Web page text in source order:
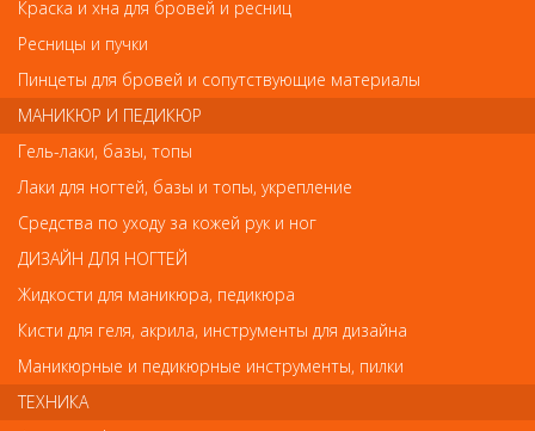
кончики волос за 15-30 минут, максимально
сохранив длину. Эффект сохраняется от 3 до 6
месяцев!
Насадка подходит на профессиональные
1872 super cordless
1854 power+
4212 beretto prolithium, beretto stealth
1871 chromstyle, chromstyle pro
1854 genio+
1400
Краска и хна для бровей и ресниц
Ресницы и пучки
Пинцеты для бровей и сопутствующие материалы
МАНИКЮР И ПЕДИКЮР
Гель-лаки, базы, топы
Лаки для ногтей, базы и топы, укрепление
Средства по уходу за кожей рук и ног
ДИЗАЙН ДЛЯ НОГТЕЙ
Жидкости для маникюра, педикюра
Кисти для геля, акрила, инструменты для дизайна
Маникюрные и педикюрные инструменты, пилки
ТЕХНИКА